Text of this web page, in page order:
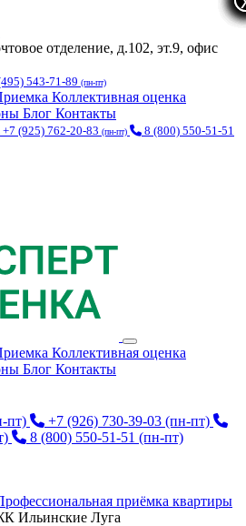
отделение, д.102, эт.9, офис
543-71-89 (пн-пт)
Коллективная оценка
Блог Контакты
+7 (925) 762-20-83 (пн-пт) 8 (800) 550-51-51
Коллективная оценка
Блог Контакты
пт) +7 (926) 730-39-03 (пн-пт)
8 (800) 550-51-51 (пн-пт)
приёмка квартиры
Ильинские Луга